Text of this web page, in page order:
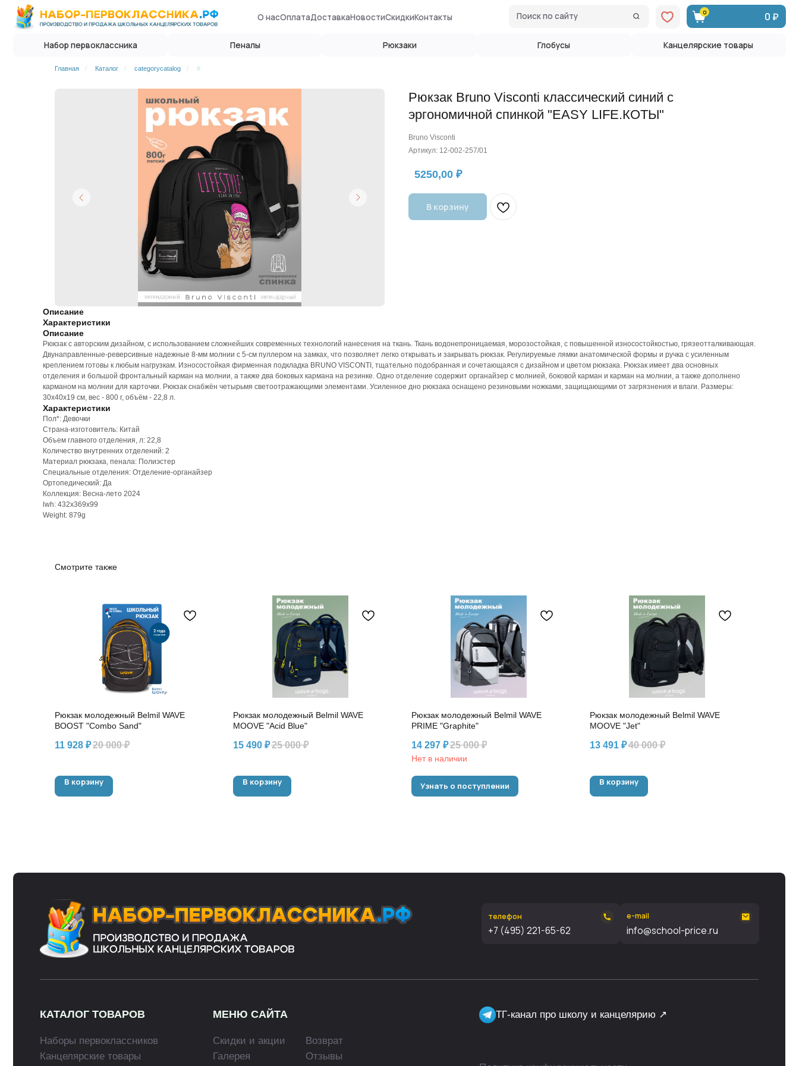
ОплатаДоставкаНовостиСкидкиКонтакты
Набор первоклассника Пеналы Канцелярские товары
0 ₽
Главная / Каталог / categorycatalog / #
Рюкзак Bruno Visconti классический синий с
эргономичной спинкой "EASY LIFE.КОТЫ"
Bruno Visconti
Артикул: 12-002-257/01
5250,00 ₽
В корзину
Описание
Характеристики
Описание
Рюкзак с авторским дизайном, с использованием сложнейших современных технологий нанесения на ткань. Ткань водонепроницаемая, морозостойкая, с повышенной износостойкостью, грязеотталкивающая.
Двунаправленные-реверсивные надежные 8-мм молнии с 5-см пуллером на замках, что позволяет легко открывать и закрывать рюкзак. Регулируемые лямки анатомической формы и ручка с усиленным
креплением готовы к любым нагрузкам. Износостойкая фирменная подкладка BRUNO VISCONTI, тщательно подобранная и сочетающаяся с дизайном и цветом рюкзака. Рюкзак имеет два основных
отделения и большой фронтальный карман на молнии, а также два боковых кармана на резинке. Одно отделение содержит органайзер с молнией, боковой карман и карман на молнии, а также дополнено
карманом на молнии для карточки. Рюкзак снабжён четырьмя светоотражающими элементами. Усиленное дно рюкзака оснащено резиновыми ножками, защищающими от загрязнения и влаги. Размеры:
30х40х19 см, вес - 800 г, объём - 22,8 л.
Характеристики
Пол*: Девочки
Страна-изготовитель: Китай
Объем главного отделения, л: 22,8
Количество внутренних отделений: 2
Материал рюкзака, пенала: Полиэстер
Специальные отделения: Отделение-органайзер
Ортопедический: Да
Коллекция: Весна-лето 2024
lwh: 432x369x99
Weight: 879g
Смотрите также
Рюкзак молодежный Belmil WAVE
BOOST "Combo Sand"
11 928 ₽20 000 ₽
В корзину
Рюкзак молодежный Belmil WAVE
MOOVE "Acid Blue"
15 490 ₽25 000 ₽
В корзину
Рюкзак молодежный Belmil WAVE
PRIME "Graphite"
14 297 ₽25 000 ₽
Нет в наличии
Узнать о поступлении
Рюкзак молодежный Belmil WAVE
MOOVE "Jet"
13 491 ₽40 000 ₽
В корзину
КАТАЛОГ ТОВАРОВ
В оформлении сайта использованы фотографии и материалы принадлежащие ИП Данцин Сергей Александрович, Веб-сайт, его дизайн и материалы были созданы нами самостоятельно, без привлечения
партнёров. Если вы хотите воспользоваться нашими материалами, напишите нам на
Любое использование либо копирование материалов или подборки материалов сайта, элементов
Наборы первоклассников
Канцелярские товары
Пеналы
МЕНЮ САЙТА
Галерея Отзывы